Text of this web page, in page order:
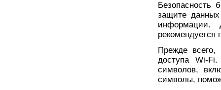
Безопасность
защите данных
информации.
рекомендуется
Прежде всего,
доступа Wi-
символов,
символы,